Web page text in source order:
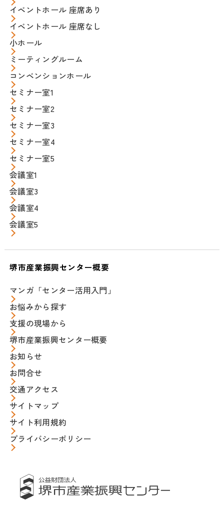
イベントホール 座席あり
イベントホール 座席なし
小ホール
ミーティングルーム
コンベンションホール
セミナー室1
セミナー室2
セミナー室3
セミナー室4
セミナー室5
会議室1
会議室3
会議室4
会議室5
堺市産業振興センター概要
マンガ「センター活用入門」
お悩みから探す
支援の現場から
堺市産業振興センター概要
お知らせ
お問合せ
交通アクセス
サイトマップ
サイト利用規約
プライバシーポリシー